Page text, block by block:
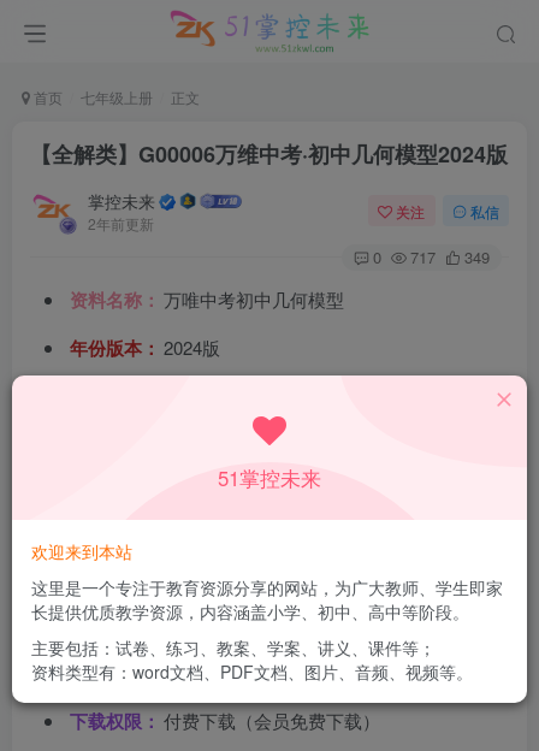
首页 七年级上册 正文
【全解类】G00006万维中考·初中几何模型2024版
掌控未来
2年前更新
关注 私信
0 717 349
资料名称： 万唯中考初中几何模型
年份版本： 2024版
初一至初三
文件类型：
资料分类：全解类
下载方式：
百度网盘链接下载（链接失效请联系管理
员）
下载权限： 付费下载（会员免费下载）
51掌控未来
欢迎来到本站
这里是一个专注于教育资源分享的网站，为广大教师、学生即家
长提供优质教学资源，内容涵盖小学、初中、高中等阶段。
主要包括：试卷、练习、教案、学案、讲义、课件等；
资料类型有：word文档、PDF文档、图片、音频、视频等。